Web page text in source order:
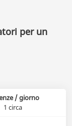
per un
/ giorno
1 circa